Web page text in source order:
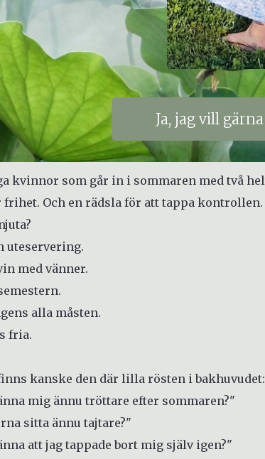
Ja, jag vill
kvinnor som går in i sommaren med två
frihet. Och en rädsla för att tappa kontrollen.
uteservering.
med vänner.
alla måsten.
fria.
kanske den där lilla rösten i bakhuvudet:
mig ännu tröttare efter sommaren?"
sitta ännu tajtare?"
att jag tappade bort mig själv igen?"